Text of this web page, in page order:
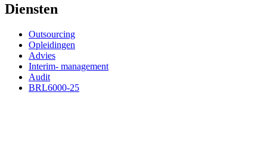
Diensten
Outsourcing
Opleidingen
Advies
Interim- management
Audit
BRL6000-25